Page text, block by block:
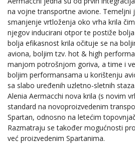
na vojne transportne avione. Temeljni
smanjenje vrtloženja oko vrha krila
njegov inducirani otpor te postiže
bolja efikasnost krila očituje se na
aviona, boljim tzv. hot & high
manjom potrošnjom goriva, a time i
boljim performansama u korištenju
sa slabo uređenih uzletno-sletnih
Alenia Aermacchi nova krila (s novim
standard na novoproizvedenim
Spartan, odnosno na letećim
Razmatraju se također mogućnosti
već proizvedenim Spartanima.